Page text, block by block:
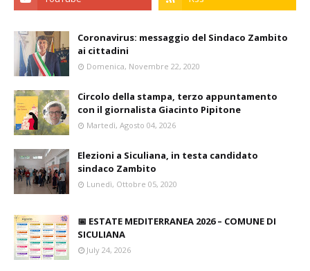
Coronavirus: messaggio del Sindaco Zambito
ai cittadini
Domenica, Novembre 22, 2020
Circolo della stampa, terzo appuntamento
con il giornalista Giacinto Pipitone
Martedì, Agosto 04, 2026
Elezioni a Siculiana, in testa candidato
sindaco Zambito
Lunedì, Ottobre 05, 2020
📅 ESTATE MEDITERRANEA 2026 – COMUNE DI
SICULIANA
July 24, 2026